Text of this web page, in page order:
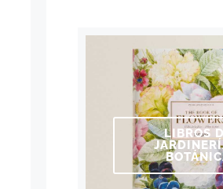
LIBROS